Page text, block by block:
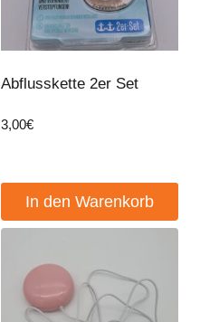
Optionen
der
werden
Abflusskette 2er Set
3,00€
In den Warenkorb